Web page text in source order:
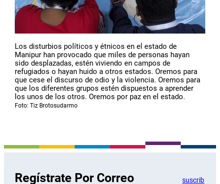
Los disturbios políticos y étnicos en el estado de
Manipur han provocado que miles de personas hayan
sido desplazadas, estén viviendo en campos de
refugiados o hayan huido a otros estados. Oremos para
que cese el discurso de odio y la violencia. Oremos para
que los diferentes grupos estén dispuestos a aprender
los unos de los otros. Oremos por paz en el estado.
Foto: Tiz Brotosudarmo
Regístrate Por Correo
suscrib